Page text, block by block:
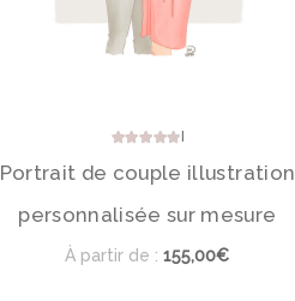
Note
Portrait de couple illustration
personnalisée sur mesure
À partir de :155,00€